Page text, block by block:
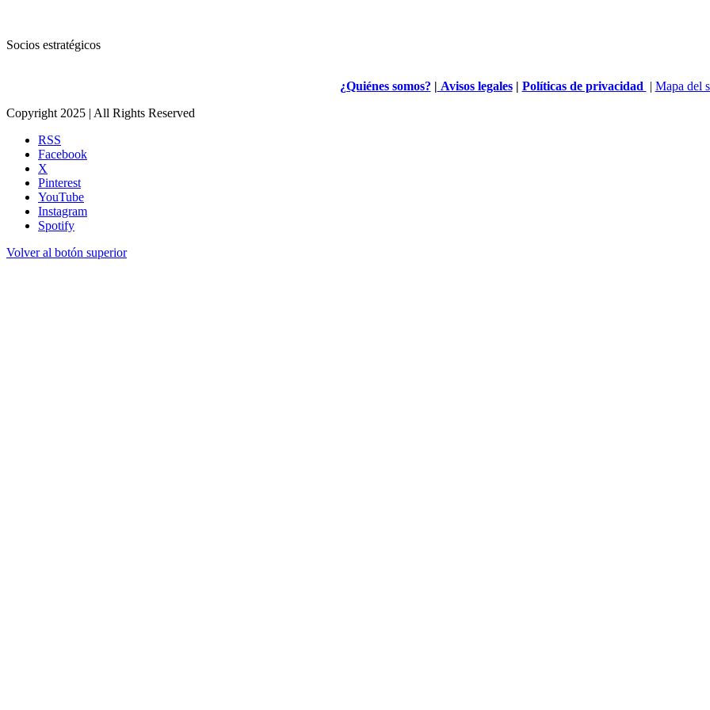
Socios estratégicos
¿Quiénes somos? | Avisos legales| Políticas de privacidad | Mapa del
Copyright 2025 | All Rights Reserved
RSS
Facebook
X
Pinterest
YouTube
Instagram
Spotify
Volver al botón superior